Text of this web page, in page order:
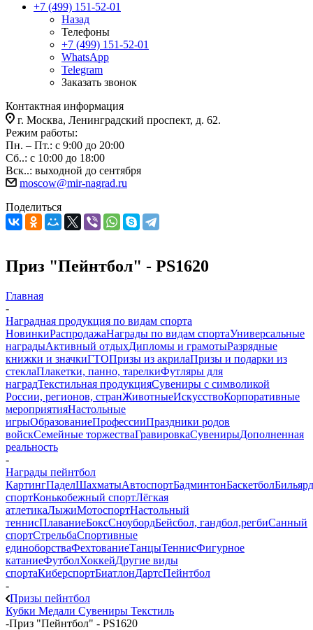
+7 (499) 151-52-01
Назад
Телефоны
+7 (499) 151-52-01
WhatsApp
Telegram
Заказать звонок
Контактная информация
г. Москва, Ленинградский проспект, д. 62.
Режим работы:
Пн. – Пт.: с 9:00 до 20:00
Сб..: с 10:00 до 18:00
Вск..: выходной до сентября
moscow@mir-nagrad.ru
Поделиться
Приз "Пейнтбол" - PS1620
Главная
-
Наградная продукция по видам спорта
НовинкиРаспродажаНаграды по видам спортаУниверсальные
наградыАктивный отдыхДипломы и грамотыРазрядные
книжки и значкиГТОПризы из акрилаПризы и подарки из
стеклаПлакетки, панно, тарелкиФутляры для
наградТекстильная продукцияСувениры с символикой
России, регионов, странЖивотныеИскусствоКорпоративные
мероприятияНастольные
игрыОбразованиеПрофессииПраздники родов
войскСемейные торжестваГравировкаСувенирыДополненная
реальность
-
Награды пейнтбол
КартингПаделШахматыАвтоспортБадминтонБаскетболБильярд
спортКонькобежный спортЛёгкая
атлетикаЛыжиМотоспортНастольный
теннисПлаваниеБоксСноубордБейсбол, гандбол,регбиСанный
спортСтрельбаСпортивные
единоборстваФехтованиеТанцыТеннисФигурное
катаниеФутболХоккейДругие виды
спортаКиберспортБиатлонДартсПейнтбол
-
Призы пейнтбол
Кубки Медали Сувениры Текстиль
-Приз "Пейнтбол" - PS1620